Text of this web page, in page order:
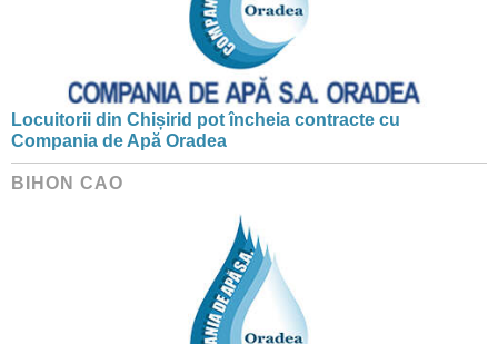
Locuitorii din Chișirid pot încheia contracte cu
Compania de Apă Oradea
BIHON CAO